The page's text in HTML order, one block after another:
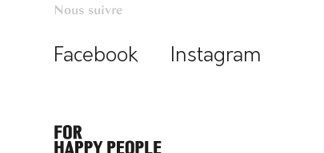
Nous suivre
Facebook Instagram